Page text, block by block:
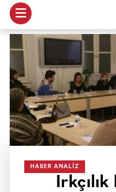
HABER ANALIZ
Irkçılık